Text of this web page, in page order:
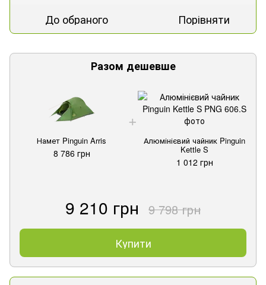
До обраного Порівняти
Разом дешевше
Намет Pinguin Arris
8 786 грн
Алюмінієвий чайник Pinguin
Kettle S
1 012 грн
9 210 грн 9 798 грн
Купити